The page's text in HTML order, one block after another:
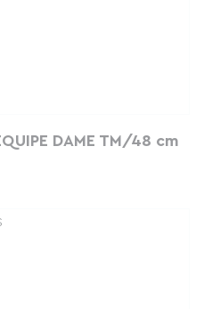
DAME TM/48 cm